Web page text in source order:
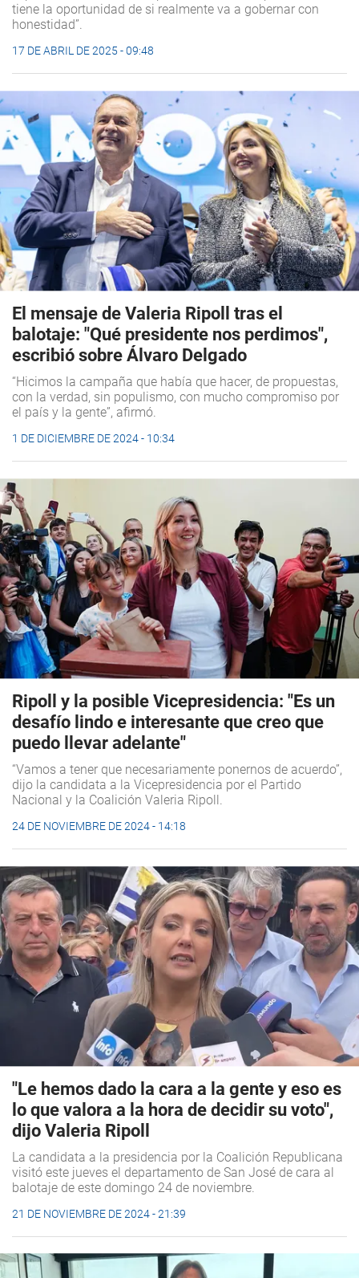
tiene la oportunidad de si realmente va a gobernar con
honestidad”.
17 DE ABRIL DE 2025 - 09:48
El mensaje de Valeria Ripoll tras el
balotaje: "Qué presidente nos perdimos",
escribió sobre Álvaro Delgado
“Hicimos la campaña que había que hacer, de propuestas,
con la verdad, sin populismo, con mucho compromiso por
el país y la gente”, afirmó.
1 DE DICIEMBRE DE 2024 - 10:34
Ripoll y la posible Vicepresidencia: "Es un
desafío lindo e interesante que creo que
puedo llevar adelante"
“Vamos a tener que necesariamente ponernos de acuerdo”,
dijo la candidata a la Vicepresidencia por el Partido
Nacional y la Coalición Valeria Ripoll.
24 DE NOVIEMBRE DE 2024 - 14:18
"Le hemos dado la cara a la gente y eso es
lo que valora a la hora de decidir su voto",
dijo Valeria Ripoll
La candidata a la presidencia por la Coalición Republicana
visitó este jueves el departamento de San José de cara al
balotaje de este domingo 24 de noviembre.
21 DE NOVIEMBRE DE 2024 - 21:39